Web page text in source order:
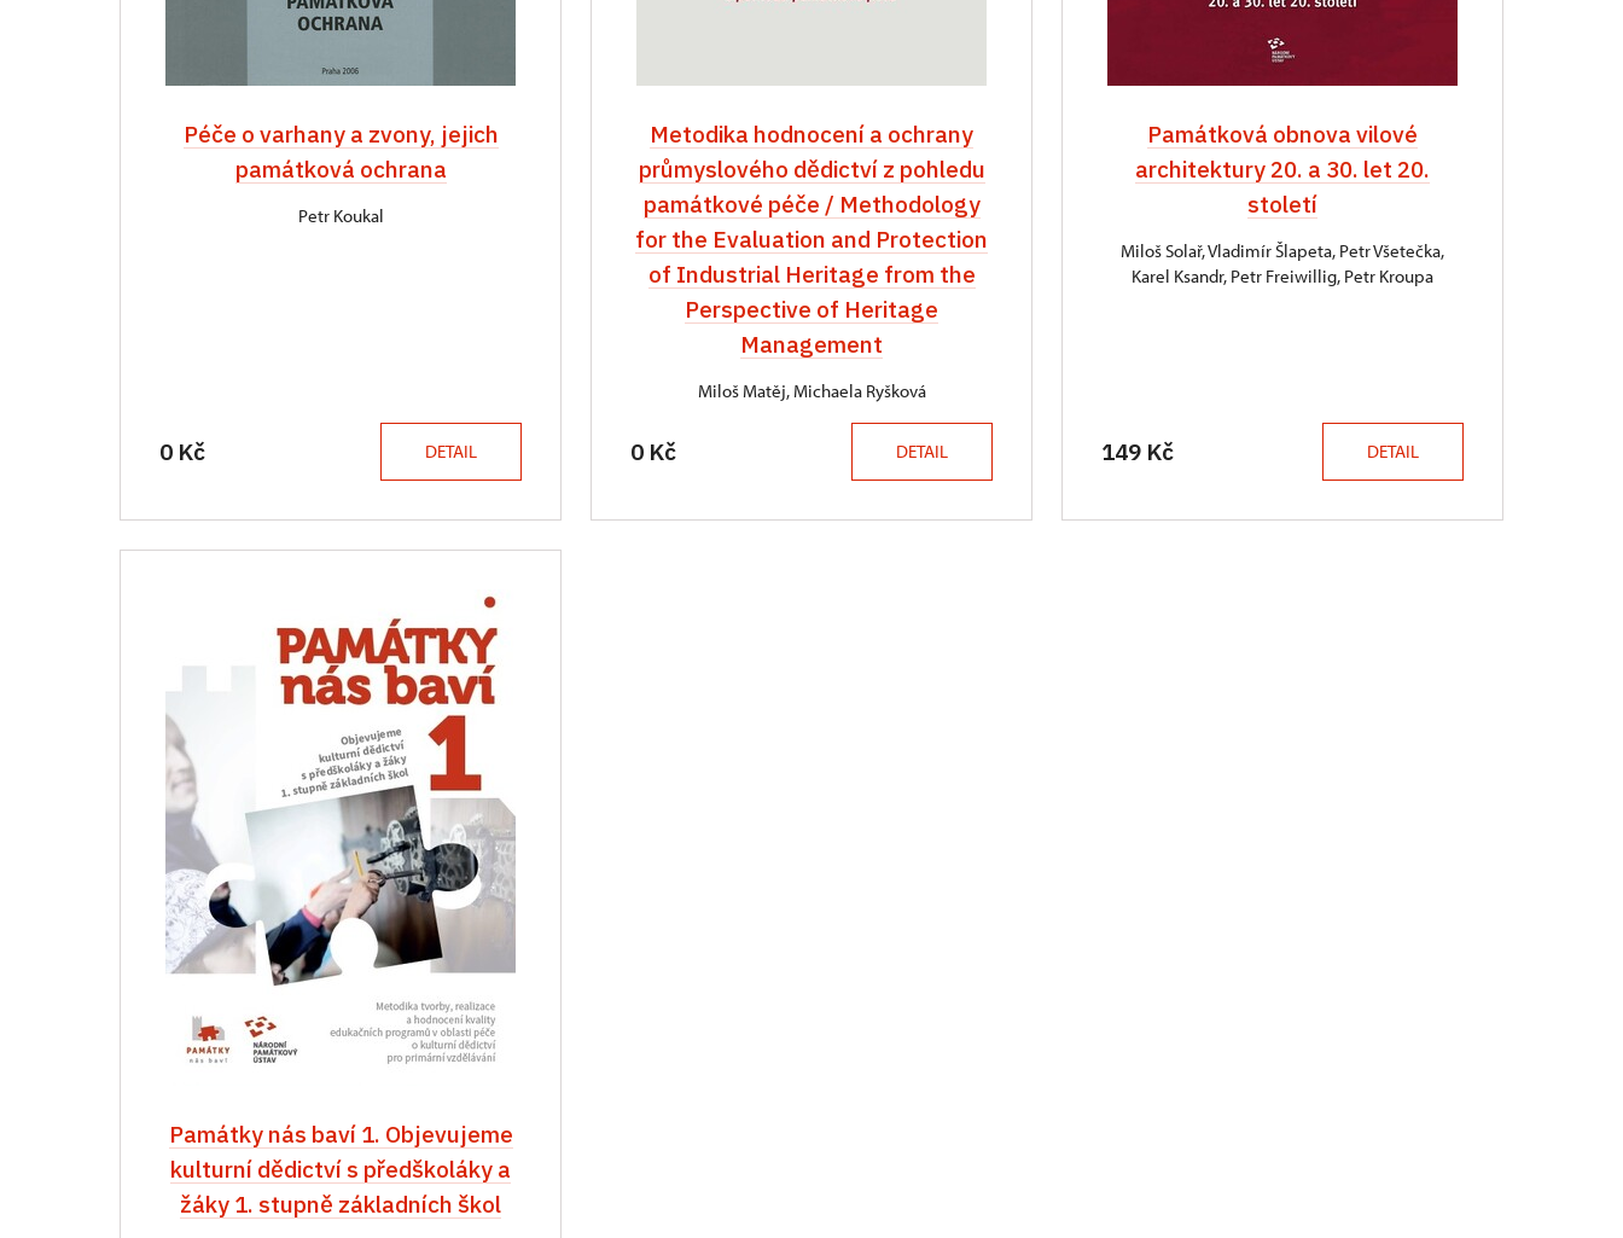
Péče o varhany a zvony, jejich
památková ochrana
Petr Koukal
0 Kč DETAIL
Metodika hodnocení a ochrany
průmyslového dědictví z pohledu
památkové péče / Methodology
for the Evaluation and Protection
of Industrial Heritage from the
Perspective of Heritage
Management
Miloš Matěj, Michaela Ryšková
0 Kč DETAIL
Památková obnova vilové
architektury 20. a 30. let 20.
století
Miloš Solař, Vladimír Šlapeta, Petr Všetečka,
Karel Ksandr, Petr Freiwillig, Petr Kroupa
149 Kč DETAIL
Památky nás baví 1. Objevujeme
kulturní dědictví s předškoláky a
žáky 1. stupně základních škol